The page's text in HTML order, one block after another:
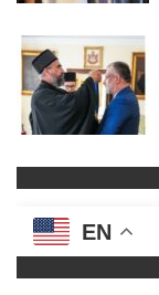
EN